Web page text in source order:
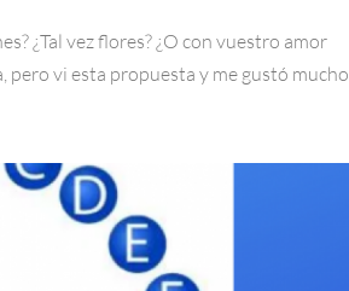
¿Tal vez flores? ¿O con vuestro amor
vi esta propuesta y me gustó mucho.